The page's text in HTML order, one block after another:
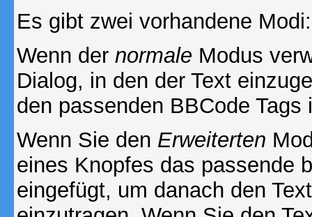
Es gibt zwei vorhandene
Wenn der normale Modus
Dialog, in den der Text
den passenden BBCode
Wenn Sie den Erweiterten
eines Knopfes das passende
eingefügt, um danach den